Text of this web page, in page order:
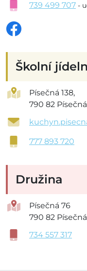
739 499 707 -
Školní
Písečná 138,
790 82 Písečná
777 893 720
Družina
Písečná 76
790 82 Písečná
734 557 317